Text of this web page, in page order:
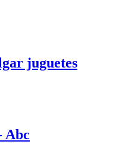
juguetes
Abc